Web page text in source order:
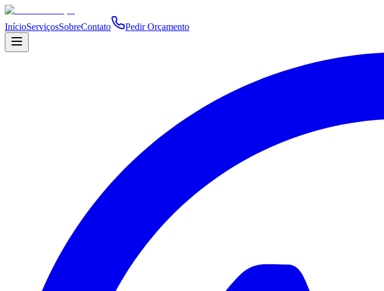
InícioServiçosSobreContato Pedir Orçamento